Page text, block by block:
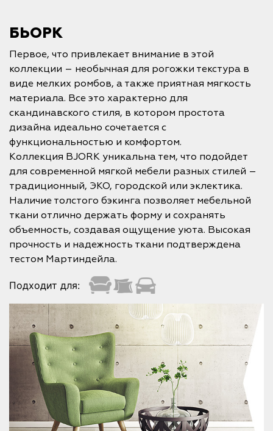
БЬОРК
Первое, что привлекает внимание в этой
коллекции – необычная для рогожки текстура в
виде мелких ромбов, а также приятная мягкость
материала. Все это характерно для
скандинавского стиля, в котором простота
дизайна идеально сочетается с
функциональностью и комфортом.
Коллекция BJORK уникальна тем, что подойдет
для современной мягкой мебели разных стилей –
традиционный, ЭКО, городской или эклектика.
Наличие толстого бэкинга позволяет мебельной
ткани отлично держать форму и сохранять
объемность, создавая ощущение уюта. Высокая
прочность и надежность ткани подтверждена
тестом Мартиндейла.
Подходит для: